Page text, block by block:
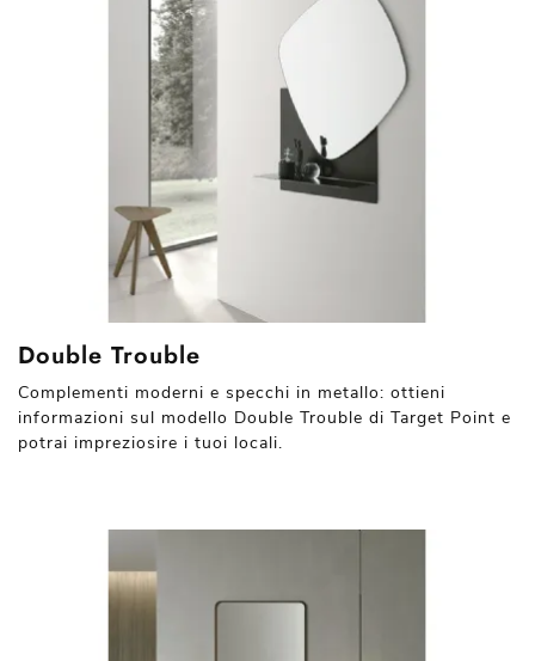
Double Trouble
Complementi moderni e specchi in metallo: ottieni
informazioni sul modello Double Trouble di Target Point e
potrai impreziosire i tuoi locali.